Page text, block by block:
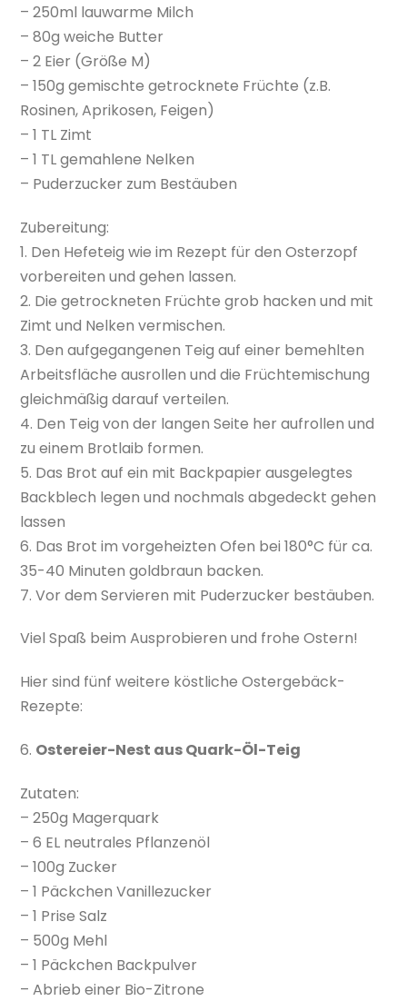
– 250ml lauwarme Milch
– 80g weiche Butter
– 2 Eier (Größe M)
– 150g gemischte getrocknete Früchte (z.B.
Rosinen, Aprikosen, Feigen)
– 1 TL Zimt
– 1 TL gemahlene Nelken
– Puderzucker zum Bestäuben
Zubereitung:
1. Den Hefeteig wie im Rezept für den Osterzopf
vorbereiten und gehen lassen.
2. Die getrockneten Früchte grob hacken und mit
Zimt und Nelken vermischen.
3. Den aufgegangenen Teig auf einer bemehlten
Arbeitsfläche ausrollen und die Früchtemischung
gleichmäßig darauf verteilen.
4. Den Teig von der langen Seite her aufrollen und
zu einem Brotlaib formen.
5. Das Brot auf ein mit Backpapier ausgelegtes
Backblech legen und nochmals abgedeckt gehen
lassen
6. Das Brot im vorgeheizten Ofen bei 180°C für ca.
35-40 Minuten goldbraun backen.
7. Vor dem Servieren mit Puderzucker bestäuben.
Viel Spaß beim Ausprobieren und frohe Ostern!
Hier sind fünf weitere köstliche Ostergebäck-
Rezepte:
6. Ostereier-Nest aus Quark-Öl-Teig
Zutaten:
– 250g Magerquark
– 6 EL neutrales Pflanzenöl
– 100g Zucker
– 1 Päckchen Vanillezucker
– 1 Prise Salz
– 500g Mehl
– 1 Päckchen Backpulver
– Abrieb einer Bio-Zitrone